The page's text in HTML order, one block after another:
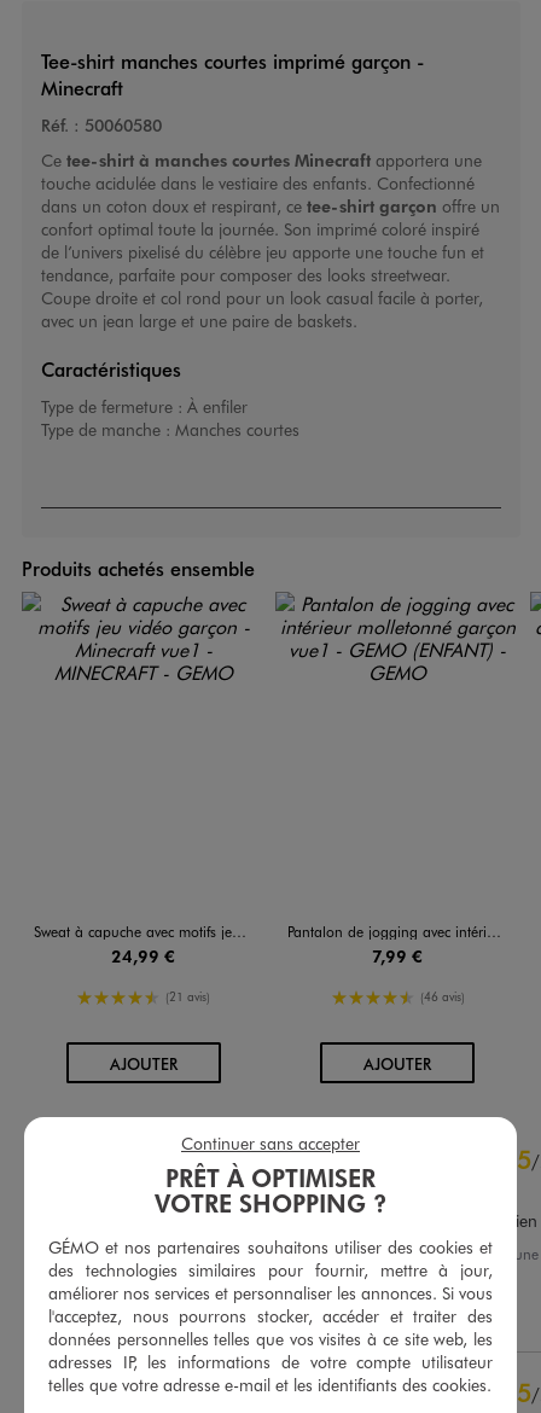
Tee-shirt manches courtes imprimé garçon -
Minecraft
Réf. : 50060580
Ce tee-shirt à manches courtes Minecraftapportera une
touche acidulée dans le vestiaire des enfants. Confectionné
dans un coton doux et respirant, ce tee-shirt garçon offre un
confort optimal toute la journée. Son imprimé coloré inspiré
de l’univers pixelisé du célèbre jeu apporte une touche fun et
tendance, parfaite pour composer des looks streetwear.
Coupe droite et col rond pour un look casual facile à porter,
avec un jean large et une paire de baskets.
Caractéristiques
Type de fermeture : À enfiler
Type de manche : Manches courtes
Produits achetés ensemble
Sweat à capuche avec motifs jeu vidéo garçon - Minecraft
24,99 €
4.5/5 de moyenne
(21 avis)
AJOUTERAU PANIER
Pantalon de jogging avec intérieur molletonné garçon
7,99 €
4.5/5 de moyenne
(46 avis)
AJOUTERAU PANIER
4.7/5
Basé sur32 avis soumis à un
contrôle
Voir tous les avis sur ce site
5étoiles
22
4étoiles
10
5/
Avis vérifié et récompensé
Mon fils adore et se sent
Avis du24/07/2026 , suite à
10/07/2026 par Marina O.
Utile(0) Signaler
5/
PRÊT À OPTIMISER
VOTRE SHOPPING ?
GÉMO et nos partenaires souhaitons utiliser des cookies et
des technologies similaires pour fournir, mettre à jour,
améliorer nos services et personnaliser les annonces. Si vous
l'acceptez, nous pourrons stocker, accéder et traiter des
données personnelles telles que vos visites à ce site web, les
adresses IP, les informations de votre compte utilisateur
telles que votre adresse e-mail et les identifiants des cookies.
Continuer sans accepter